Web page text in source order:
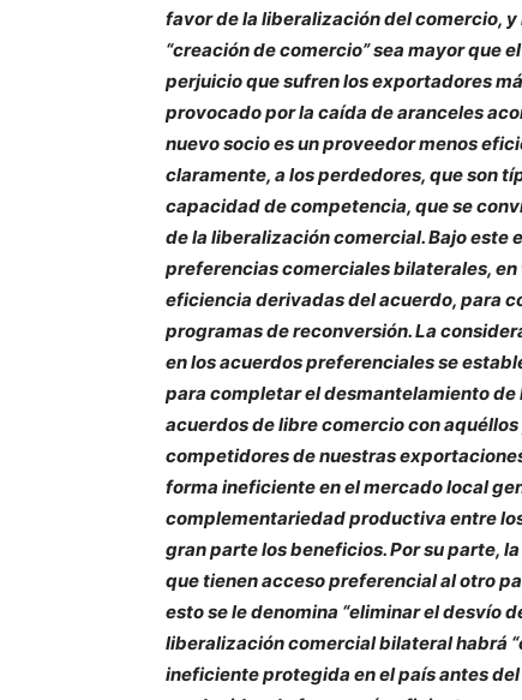
favor de la liberalización del comercio, y
“creación de comercio” sea mayor que
perjuicio que sufren los exportadores
provocado por la caída de aranceles
nuevo socio es un proveedor menos
claramente, a los perdedores, que son
capacidad de competencia, que se
de la liberalización comercial. Bajo este
preferencias comerciales bilaterales,
eficiencia derivadas del acuerdo, para
programas de reconversión. La
en los acuerdos preferenciales se
para completar el desmantelamiento de
acuerdos de libre comercio con
competidores de nuestras
forma ineficiente en el mercado local
complementariedad productiva entre
gran parte los beneficios. Por su parte,
que tienen acceso preferencial al otro
esto se le denomina “eliminar el desvío
liberalización comercial bilateral habrá
ineficiente protegida en el país antes